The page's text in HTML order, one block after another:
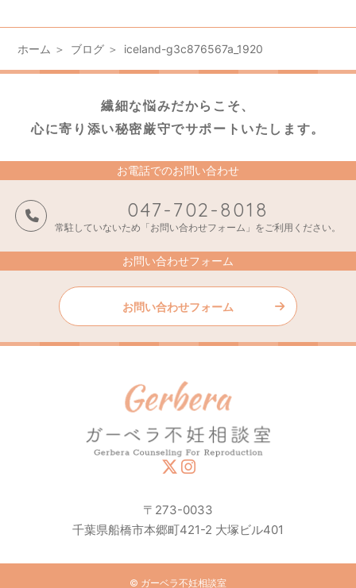
ホーム ブログ iceland-g3c876567a_1920
繊細な悩みだからこそ、
心に寄り添い秘密厳守でサポートいたします。
お電話でのお問い合わせ
047-702-8018
常駐していないため「お問い合わせフォーム」をご利用ください。
お問い合わせフォーム
お問い合わせフォーム
〒273-0033
千葉県船橋市本郷町421-2 大塚ビル401
© ガーベラ不妊相談室